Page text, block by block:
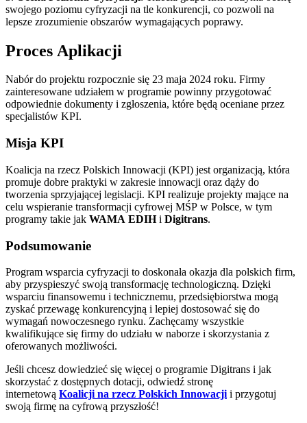
swojego poziomu cyfryzacji na tle konkurencji, co pozwoli na
lepsze zrozumienie obszarów wymagających poprawy.
Proces Aplikacji
Nabór do projektu rozpocznie się 23 maja 2024 roku. Firmy
zainteresowane udziałem w programie powinny przygotować
odpowiednie dokumenty i zgłoszenia, które będą oceniane przez
specjalistów KPI.
Misja KPI
Koalicja na rzecz Polskich Innowacji (KPI) jest organizacją, która
promuje dobre praktyki w zakresie innowacji oraz dąży do
tworzenia sprzyjającej legislacji. KPI realizuje projekty mające na
celu wspieranie transformacji cyfrowej MŚP w Polsce, w tym
programy takie jak WAMA EDIHi Digitrans.
Podsumowanie
Program wsparcia cyfryzacji to doskonała okazja dla polskich firm,
aby przyspieszyć swoją transformację technologiczną. Dzięki
wsparciu finansowemu i technicznemu, przedsiębiorstwa mogą
zyskać przewagę konkurencyjną i lepiej dostosować się do
wymagań nowoczesnego rynku. Zachęcamy wszystkie
kwalifikujące się firmy do udziału w naborze i skorzystania z
oferowanych możliwości.
Jeśli chcesz dowiedzieć się więcej o programie Digitrans i jak
skorzystać z dostępnych dotacji, odwiedź stronę
internetową Koalicji na rzecz Polskich Innowacji i przygotuj
swoją firmę na cyfrową przyszłość!